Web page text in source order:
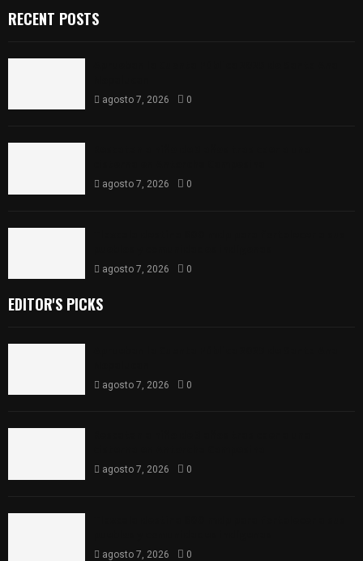
RECENT POSTS
agosto 7, 2026 0
agosto 7, 2026 0
agosto 7, 2026 0
EDITOR'S PICKS
agosto 7, 2026 0
agosto 7, 2026 0
agosto 7, 2026 0